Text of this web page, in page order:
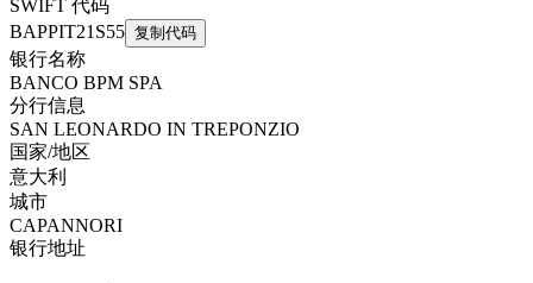
SWIFT 代码
BAPPIT21S55 复制代码
银行名称
BANCO BPM SPA
分行信息
SAN LEONARDO IN TREPONZIO
国家/地区
意大利
城市
CAPANNORI
银行地址